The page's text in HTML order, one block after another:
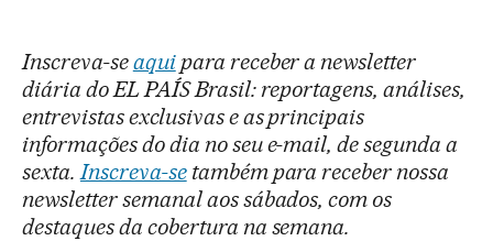
Inscreva-seaquipara receber a newsletter
diária do EL PAÍS Brasil: reportagens, análises,
entrevistas exclusivas e as principais
informações do dia no seu e-mail, de segunda a
sexta. Inscreva-setambém para receber nossa
newsletter semanal aos sábados, com os
destaques da cobertura na semana.